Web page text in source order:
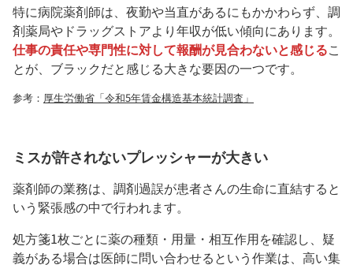
特に病院薬剤師は、夜勤や当直があるにもかかわらず、調
剤薬局やドラッグストアより年収が低い傾向にあります。
仕事の責任や専門性に対して報酬が見合わないと感じるこ
とが、ブラックだと感じる大きな要因の一つです。
参考： 厚生労働省「令和5年賃金構造基本統計調査」
ミスが許されないプレッシャーが大きい
薬剤師の業務は、調剤過誤が患者さんの生命に直結すると
いう緊張感の中で行われます。
処方箋1枚ごとに薬の種類・用量・相互作用を確認し、疑
義がある場合は医師に問い合わせるという作業は、高い集